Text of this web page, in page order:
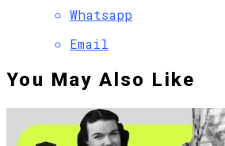
Whatsapp
Email
You May Also Like